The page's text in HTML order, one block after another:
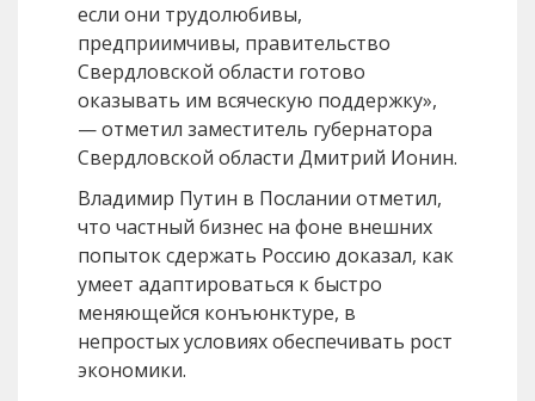
если они трудолюбивы,
предприимчивы, правительство
Свердловской области готово
оказывать им всяческую поддержку»,
— отметил заместитель губернатора
Свердловской области Дмитрий Ионин.
Владимир Путин в Послании отметил,
что частный бизнес на фоне внешних
попыток сдержать Россию доказал, как
умеет адаптироваться к быстро
меняющейся конъюнктуре, в
непростых условиях обеспечивать рост
экономики.